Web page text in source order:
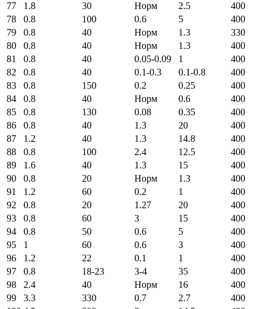
77
1.8 30 Норм 2.5
400
78
0.8 100 0.6 5
400
79
0.8 40 Норм 1.3
330
80
0.8 40 Норм 1.3
400
81
0.8 40 0.05-0.09 1
400
82
0.8 40 0.1-0.3 0.1-0.8
400
83
0.8 150 0.2 0.25
400
84
0.8 40 Норм 0.6
400
85
0.8 130 0.08 0.35
400
86
0.8 40 1.3 20
400
87
1.2 40 1.3 14.8
400
88
0.8 100 2.4 12.5
400
89
1.6 40 1.3 15
400
90
0.8 20 Норм 1.3
400
91
1.2 60 0.2 1
400
92
0.8 20 1.27 20
400
93
0.8 60 3 15
400
94
0.8 50 0.6 5
400
95
1 60 0.6 3
400
96
1.2 22 0.1 1
400
97
0.8 18-23 3-4 35
400
98
2.4 40 Норм 16
400
99
3.3 330 0.7 2.7
400